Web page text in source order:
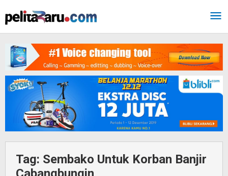
ke
konten
Tag: Sembako Untuk Korban Banjir